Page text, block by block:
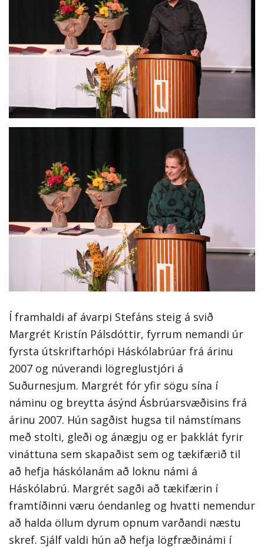
Í framhaldi af ávarpi Stefáns steig á svið
Margrét Kristín Pálsdóttir, fyrrum nemandi úr
fyrsta útskriftarhópi Háskólabrúar frá árinu
2007 og núverandi lögreglustjóri á
Suðurnesjum. Margrét fór yfir sögu sína í
náminu og breytta ásýnd Ásbrúarsvæðisins frá
árinu 2007. Hún sagðist hugsa til námstímans
með stolti, gleði og ánægju og er þakklát fyrir
vináttuna sem skapaðist sem og tækifærið til
að hefja háskólanám að loknu námi á
Háskólabrú. Margrét sagði að tækifærin í
framtíðinni væru óendanleg og hvatti nemendur
að halda öllum dyrum opnum varðandi næstu
skref. Sjálf valdi hún að hefja lögfræðinámi í